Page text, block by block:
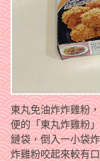
東丸免油炸炸雞粉
便的「東丸炸雞粉
鏈袋，倒入一小袋
炸雞粉咬起來較有